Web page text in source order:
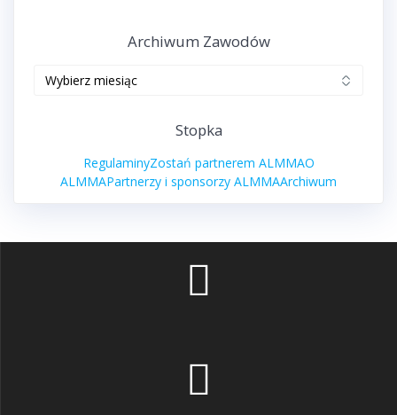
Archiwum Zawodów
Stopka
RegulaminyZostań partnerem ALMMAO
ALMMAPartnerzy i sponsorzy ALMMAArchiwum